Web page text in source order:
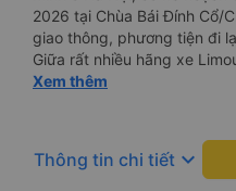
2026 tại Chùa Bái Đính Cổ/
giao thông, phương tiện đi
Giữa rất nhiều hãng xe
và chốt được lịch phù hợp
văn phòng 251 Lương Văn
Bái Đính, phường Tây Hoa
Xem thêm
Thông tin chi tiết keyboard_arrow_down